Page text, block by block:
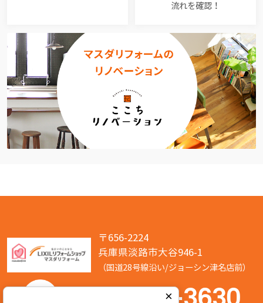
流れを確認！
〒656-2224
兵庫県淡路市大谷946-1
（国道28号線沿い/ジョーシン津名店前）
×